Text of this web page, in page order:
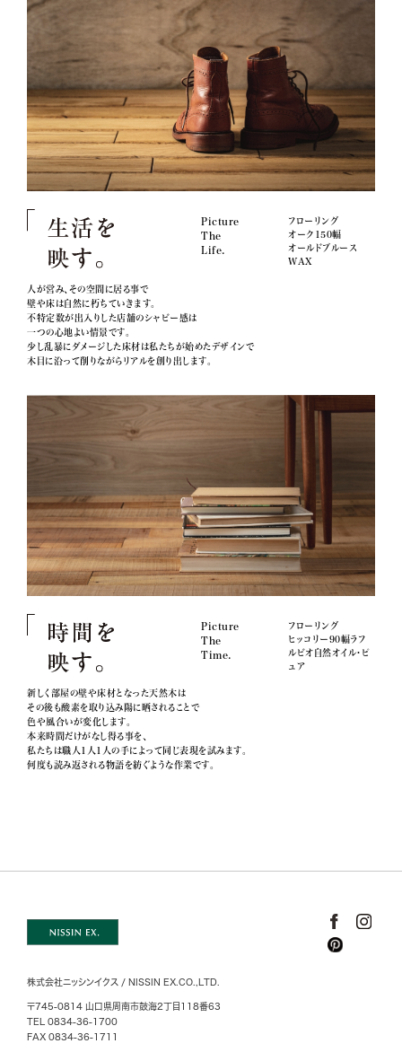
Picture
The
Life.
フローリング
オーク150幅
オールドブルース
WAX
人が営み、その空間に居る事で
壁や床は自然に朽ちていきます。
不特定数が出入りした店舗のシャビー感は
一つの心地よい情景です。
少し乱暴にダメージした床材は私たちが始めたデザインで
木目に沿って削りながらリアルを創り出します。
Picture
The
Time.
フローリング
ヒッコリー90幅ラフ
ルビオ自然オイル・ピ
ュア
新しく部屋の壁や床材となった天然木は
その後も酸素を取り込み陽に晒されることで
色や風合いが変化します。
本来時間だけがなし得る事を、
私たちは職人1人1人の手によって同じ表現を試みます。
何度も読み返される物語を紡ぐような作業です。
株式会社ニッシンイクス / NISSIN EX.CO.,LTD.
〒745-0814 山口県周南市鼓海2丁目118番63
TEL 0834-36-1700
FAX 0834-36-1711